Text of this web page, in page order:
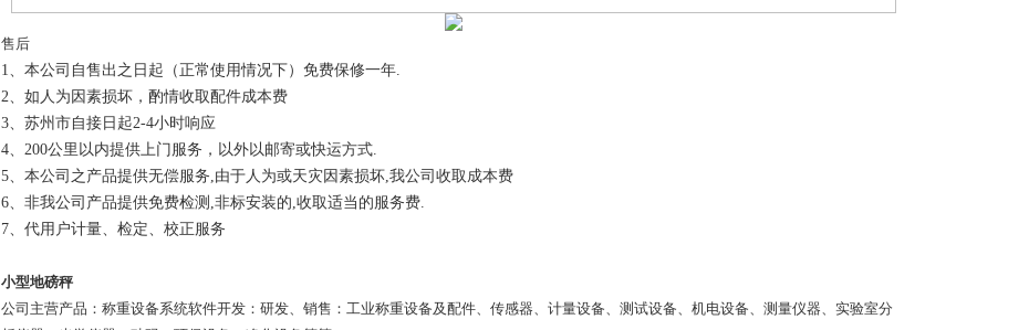
售后
1、本公司自售出之日起（正常使用情况下）免费保修一年.
2、如人为因素损坏，酌情收取配件成本费
3、苏州市自接日起2-4小时响应
4、200公里以内提供上门服务，以外以邮寄或快运方式.
5、本公司之产品提供无偿服务,由于人为或天灾因素损坏,我公司收取成本费
6、非我公司产品提供免费检测,非标安装的,收取适当的服务费.
7、代用户计量、检定、校正服务
小型地磅秤
公司主营产品：称重设备系统软件开发：研发、销售：工业称重设备及配件、传感器、计量设备、测试设备、机电设备、测量仪器、实验室分